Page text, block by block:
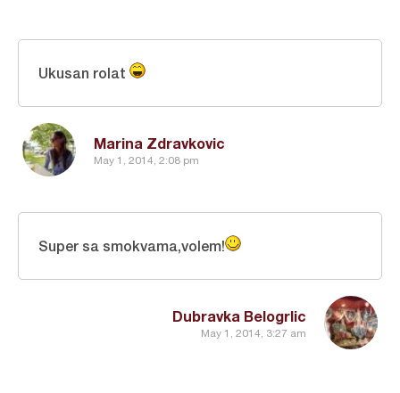
Marina Zdravkovic
May 1, 2014, 2:08 pm
Ukusan rolat
Dubravka Belogrlic
May 1, 2014, 3:27 am
Super sa smokvama,volem!